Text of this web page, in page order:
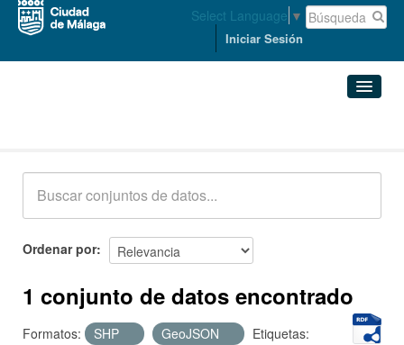
Select Language ▼
Iniciar Sesión
Acerca de
Ordenar por
1 conjunto de datos encontrado
Formatos: SHP GeoJSON
Etiquetas: